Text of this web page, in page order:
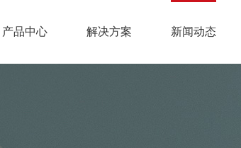
产品中心 解决方案 新闻动态